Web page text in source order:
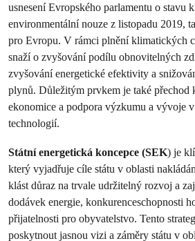
usnesení Evropského parlamentu o stavu
environmentální nouze z listopadu 2019,
pro Evropu. V rámci plnění klimatických
snaží o zvyšování podílu obnovitelných
zvyšování energetické efektivity a
plynů. Důležitým prvkem je také přechod
ekonomice a podpora výzkumu a vývoje
technologií.
Státní energetická koncepce (SEK) je
který vyjadřuje cíle státu v oblasti
klást důraz na trvale udržitelný rozvoj a
dodávek energie, konkurenceschopnosti
přijatelnosti pro obyvatelstvo. Tento
poskytnout jasnou vizi a záměry státu v